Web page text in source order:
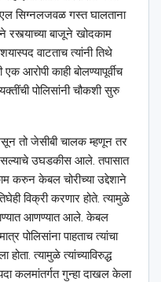
सिग्नलजवळ गस्त घालताना
रस्त्याच्या बाजूने खोदकाम
वाटताच त्यांनी तिथे
आरोपी काही बोलण्यापूर्वीच
पोलिसांनी चौकशी सुरु
तो जेसीबी चालक म्हणून तर
उघडकीस आले. तपासात
करुन केबल चोरीच्या उद्देशाने
विक्री करणार होते. त्यामुळे
ठाण्यात आणण्यात आले. केबल
पोलिसांना पाहताच त्यांचा
त्यामुळे त्यांच्याविरुद्ध
कलमांतर्गत गुन्हा दाखल केला